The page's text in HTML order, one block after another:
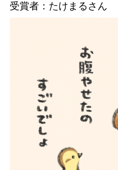
受賞者：たけまるさん